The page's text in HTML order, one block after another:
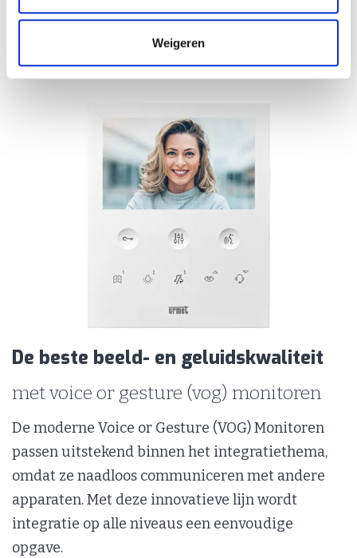
Weigeren
het vinden van de beste oplossingen voor
projecten en hun beheer.
De beste beeld- en geluidskwaliteit
met voice or gesture (vog) monitoren
De moderne Voice or Gesture (VOG) Monitoren
passen uitstekend binnen het integratiethema,
omdat ze naadloos communiceren met andere
apparaten. Met deze innovatieve lijn wordt
integratie op alle niveaus een eenvoudige
opgave.